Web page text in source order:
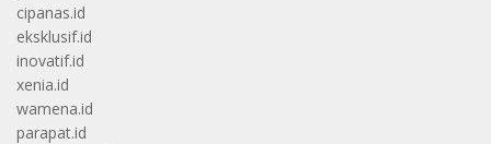
cipanas.id
eksklusif.id
inovatif.id
xenia.id
wamena.id
parapat.id